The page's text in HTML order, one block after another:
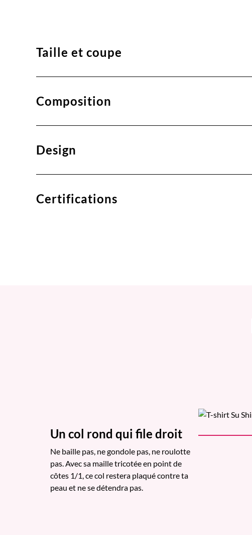
Taille et coupe
Composition
Design
Certifications
Un col rond qui file droit
Ne baille pas, ne gondole pas, ne roulotte
pas. Avec sa maille tricotée en point de
côtes 1/1, ce col restera plaqué contre ta
peau et ne se détendra pas.